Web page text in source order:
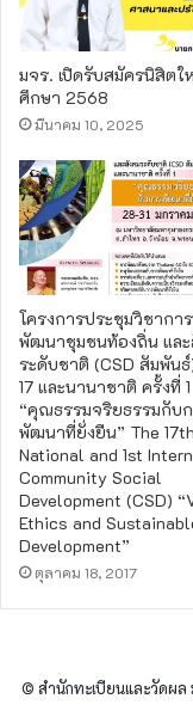
มจร. เปิดรับสมัครนิสิตใ
ศึกษา 2568
มีนาคม 10, 2025
โครงการประชุมวิชากา
พัฒนาชุมชนท้องถิ่น และ
ระดับชาติ (CSD สัมพัน
17 และนานาชาติ ครั้งที่ 1
“คุณธรรมจริยธรรมกับ
พัฒนาที่ยั่งยืน” The 17th
National and 1st
Community Social
Development (CSD)
Ethics and
Development”
ตุลาคม 18, 2017
© สำนักทะเบียนและวัดผ